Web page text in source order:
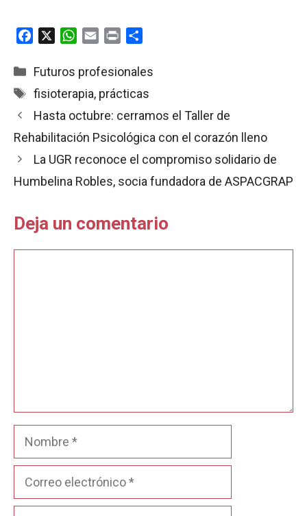
c
b
o
o
W
a
s
A
p
a
l
i
t
m
a
r
t
r
Categorías
Futuros profesionales
Etiquetas
fisioterapia, prácticas
Hasta octubre: cerramos el Taller de
Rehabilitación Psicológica con el corazón lleno
La UGR reconoce el compromiso solidario de
Humbelina Robles, socia fundadora de ASPACGRAP
Deja un comentario
Nombre